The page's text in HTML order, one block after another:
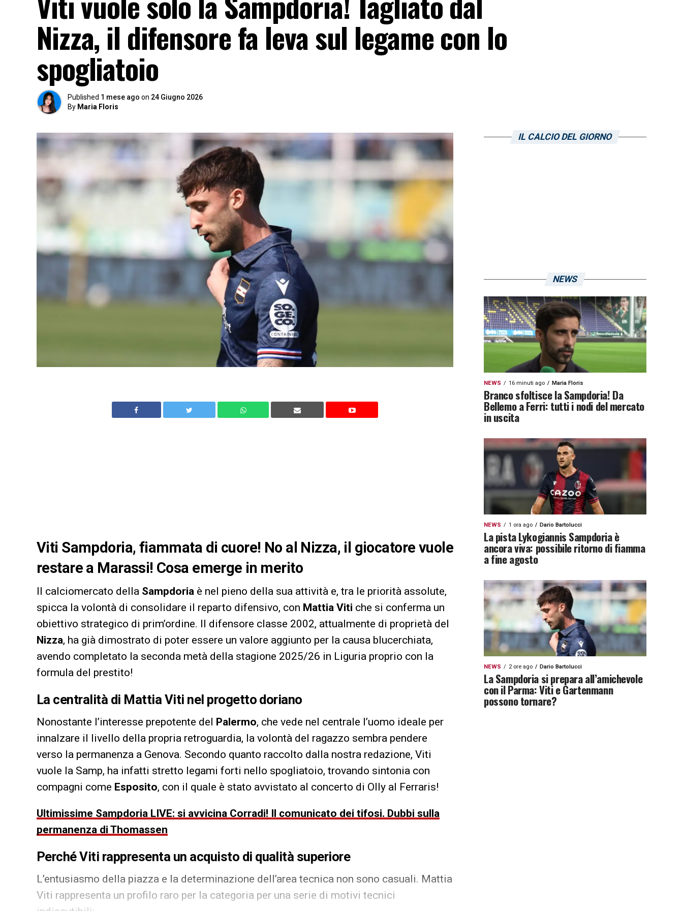
Nizza, il difensore fa leva sul legame con lo
spogliatoio
Published 1 mese ago on 24 Giugno 2026
By Maria Floris
Viti Sampdoria, fiammata di cuore! No al Nizza, il giocatore vuole
restare a Marassi! Cosa emerge in merito
Il calciomercato della Sampdoria è nel pieno della sua attività e, tra le priorità assolute,
spicca la volontà di consolidare il reparto difensivo, con Mattia Viti che si conferma un
obiettivo strategico di prim’ordine. Il difensore classe 2002, attualmente di proprietà del
Nizza, ha già dimostrato di poter essere un valore aggiunto per la causa blucerchiata,
avendo completato la seconda metà della stagione 2025/26 in Liguria proprio con la
formula del prestito!
La centralità di Mattia Viti nel progetto doriano
Nonostante l’interesse prepotente del Palermo, che vede nel centrale l’uomo ideale per
innalzare il livello della propria retroguardia, la volontà del ragazzo sembra pendere
verso la permanenza a Genova. Secondo quanto raccolto dalla nostra redazione, Viti
vuole la Samp, ha infatti stretto legami forti nello spogliatoio, trovando sintonia con
compagni come Esposito, con il quale è stato avvistato al concerto di Olly al Ferraris!
Ultimissime Sampdoria LIVE: si avvicina Corradi! Il comunicato dei tifosi. Dubbi sulla
permanenza di Thomassen
Perché Viti rappresenta un acquisto di qualità superiore
L’entusiasmo della piazza e la determinazione dell’area tecnica non sono casuali. Mattia
Viti rappresenta un profilo raro per la categoria per una serie di motivi tecnici
IL CALCIO DEL GIORNO
NEWS
NEWS 16 minuti ago Maria Floris
Branco sfoltisce la Sampdoria! Da
Bellemo a Ferri: tutti i nodi del mercato
in uscita
NEWS 1 ora ago Dario Bartolucci
La pista Lykogiannis Sampdoria è
ancora viva: possibile ritorno di fiamma
a fine agosto
NEWS 2 ore ago Dario Bartolucci
La Sampdoria si prepara all’amichevole
con il Parma: Viti e Gartenmann
possono tornare?